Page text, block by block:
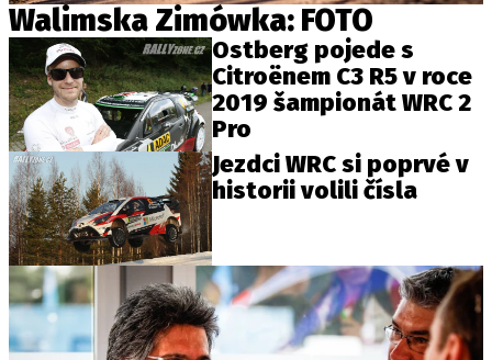
Walimska Zimówka: FOTO
Ostberg pojede s
Citroënem C3 R5 v roce
2019 šampionát WRC 2
Pro
Jezdci WRC si poprvé v
historii volili čísla